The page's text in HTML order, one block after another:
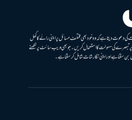
کی دعوت دیتا ہے کہ وہ خود بھی مختلف مسائل پر اپنی رائے کا کھل
تبصرے کی سہولت کا استعمال کریں۔ جو بھی ویب سائٹ پر لکھنے
بن سکتا ہے اور اپنی نگارشات شامل کرسکتا ہے۔